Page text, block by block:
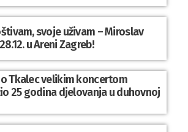
svoje uživam – Miroslav
u Areni Zagreb!
Tkalec velikim koncertom
25 godina djelovanja u duhovnoj